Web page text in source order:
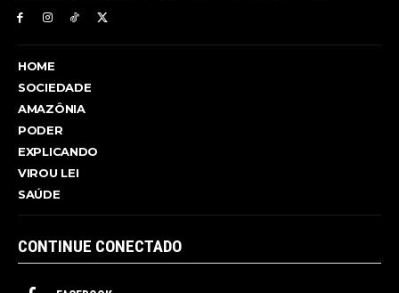
HOME
SOCIEDADE
AMAZÔNIA
PODER
EXPLICANDO
VIROU LEI
SAÚDE
CONTINUE CONECTADO